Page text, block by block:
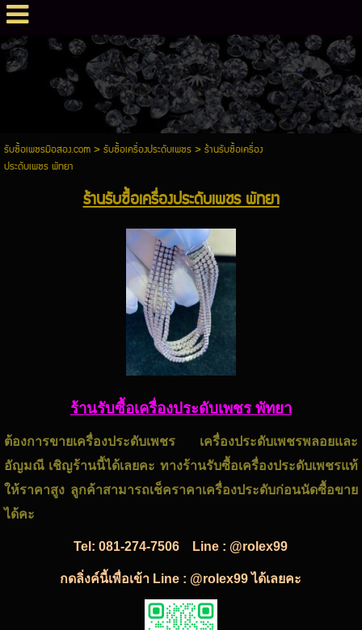
รับซื้อเพชรมือสอง.com> รับซื้อเครื่องประดับเพชร> ร้านรับซื้อเครื่อง
ประดับเพชร พัทยา
ร้านรับซื้อเครื่องประดับเพชร พัทยา
ร้านรับซื้อเครื่องประดับเพชร พัทยา
ต้องการขายเครื่องประดับเพชร เครื่องประดับเพชรพลอยและ
อัญมณี เชิญร้านนี้ได้เลยคะ ทางร้านรับซื้อเครื่องประดับเพชรแท้
ให้ราคาสูง ลูกค้าสามารถเช็คราคาเครื่องประดับก่อนนัดซื้อขาย
ได้คะ
Tel:081-274-7506 Line : @rolex99
กดลิ่งค์นี้เพื่อเข้า Line : @rolex99 ได้เลยคะ